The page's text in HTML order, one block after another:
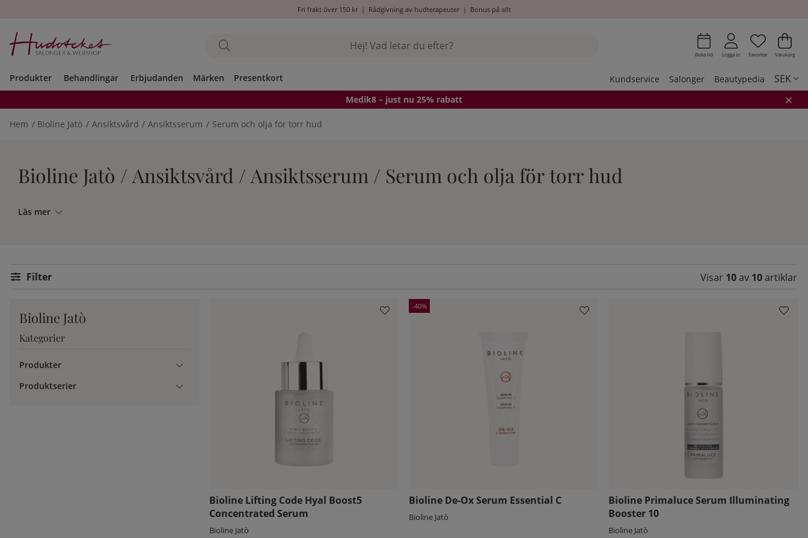
Fri frakt över 150 kr| Rådgivning av hudterapeuter| Bonus på allt
Boka tid Logga in Antal i
.
Favoriter .
Varukorg
Produkter Behandlingar Erbjudanden Märken Presentkort Kundservice Salonger Beautypedia SEK
Medik8 – just nu 25% rabatt
Hem Bioline Jatò Ansiktsvård Ansiktsserum Serum och olja för torr hud
Bioline Jatò / Ansiktsvård / Ansiktsserum / Serum och olja för torr hud
Läs mer
Filtrera Visar 10av 10artiklar
Bioline Jatò
Kategorier
Produkter
Produktserier
Bioline Lifting Code Hyal Boost5
Concentrated Serum
Bioline Jatò
40
Bioline De-Ox Serum Essential C
Bioline Jatò
Bioline Primaluce Serum Illuminating
Booster 10
Bioline Jatò